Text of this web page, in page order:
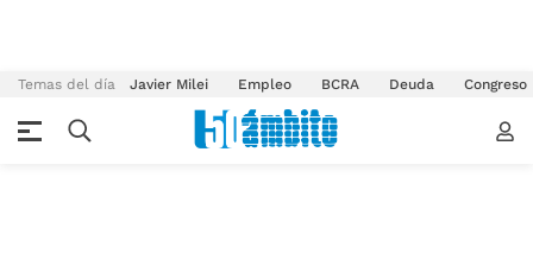
Temas del día Javier Milei Empleo BCRA Deuda Congreso